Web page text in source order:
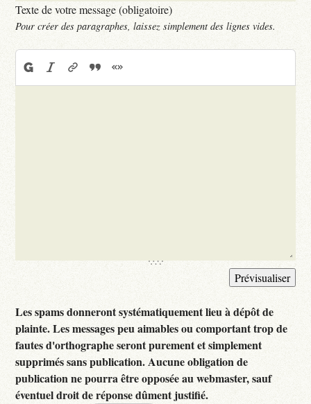
Texte de votre message (obligatoire)
Pour créer des paragraphes, laissez simplement des lignes vides.
Les spams donneront systématiquement lieu à dépôt de
plainte. Les messages peu aimables ou comportant trop de
fautes d'orthographe seront purement et simplement
supprimés sans publication. Aucune obligation de
publication ne pourra être opposée au webmaster, sauf
éventuel droit de réponse dûment justifié.